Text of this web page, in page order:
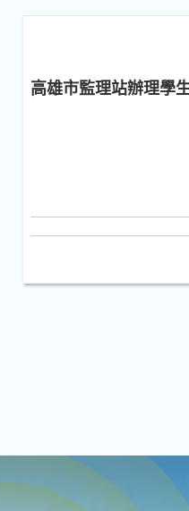
高雄市監理站辦理學